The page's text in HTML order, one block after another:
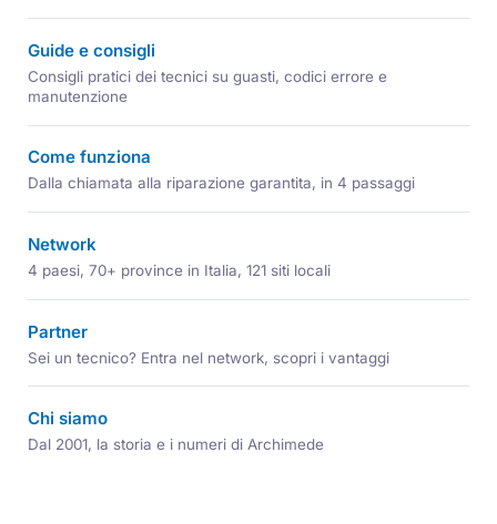
Guide e consigli
Consigli pratici dei tecnici su guasti, codici errore e
manutenzione
Come funziona
Dalla chiamata alla riparazione garantita, in 4 passaggi
Network
4 paesi, 70+ province in Italia, 121 siti locali
Partner
Sei un tecnico? Entra nel network, scopri i vantaggi
Chi siamo
Dal 2001, la storia e i numeri di Archimede